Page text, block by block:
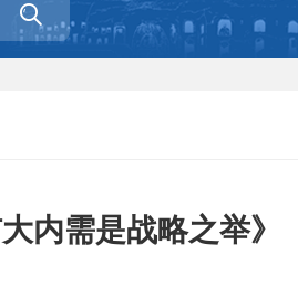

内需是战略之举》